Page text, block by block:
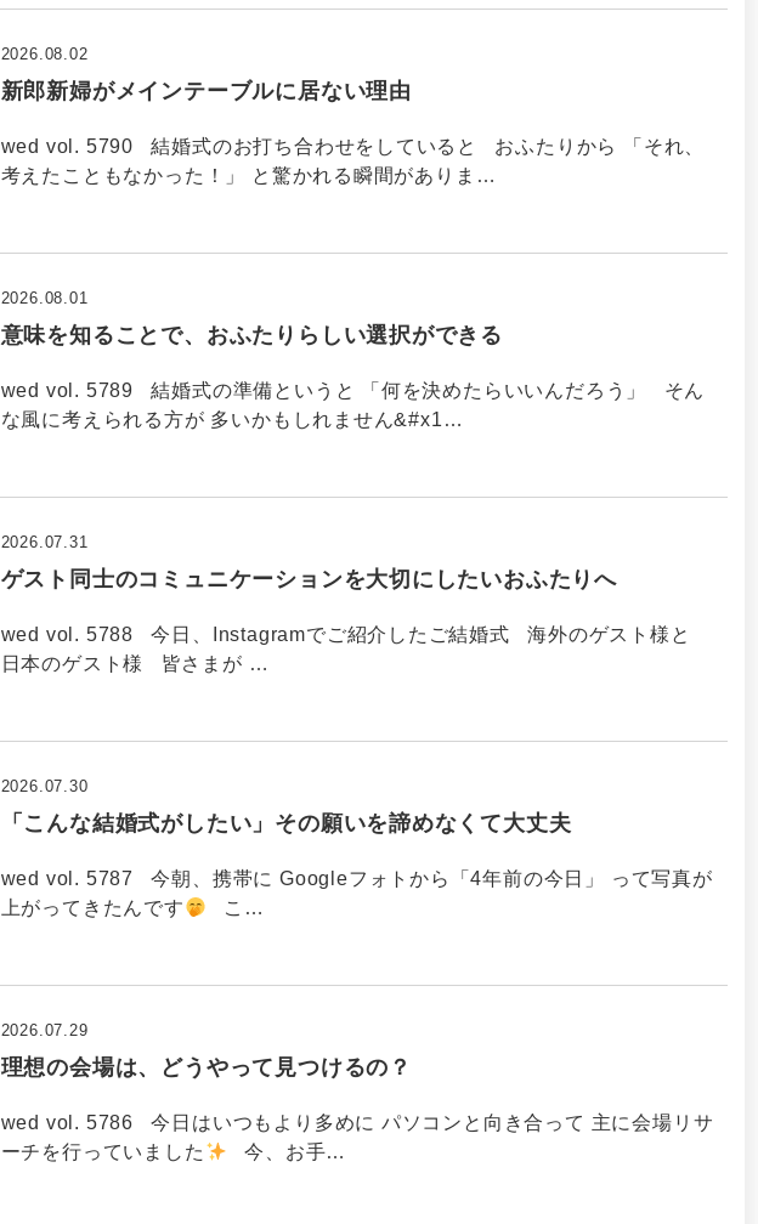
新郎新婦がメインテーブルに居ない理由
2026.08.02
wed vol. 5790 結婚式のお打ち合わせをしていると おふたりから 「それ、
考えたこともなかった！」 と驚かれる瞬間がありま…
意味を知ることで、おふたりらしい選択ができる
2026.08.01
wed vol. 5789 結婚式の準備というと 「何を決めたらいいんだろう」 そん
な風に考えられる方が 多いかもしれません&#x1…
ゲスト同士のコミュニケーションを大切にしたいおふたりへ
2026.07.31
wed vol. 5788 今日、Instagramでご紹介したご結婚式 海外のゲスト様と
日本のゲスト様 皆さまが …
「こんな結婚式がしたい」その願いを諦めなくて大丈夫
2026.07.30
wed vol. 5787 今朝、携帯に Googleフォトから「4年前の今日」 って写真が
上がってきたんです
こ…
理想の会場は、どうやって見つけるの？
2026.07.29
wed vol. 5786 今日はいつもより多めに パソコンと向き合って 主に会場リサ
ーチを行っていました
今、お手…